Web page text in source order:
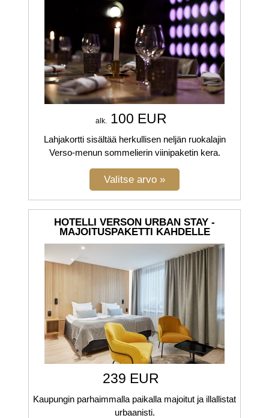
alk. 100 EUR
Lahjakortti sisältää herkullisen neljän ruokalajin
Verso-menun sommelierin viinipaketin kera.
HOTELLI VERSON URBAN STAY -
MAJOITUSPAKETTI KAHDELLE
239 EUR
Kaupungin parhaimmalla paikalla majoitut ja illallistat
urbaanisti.